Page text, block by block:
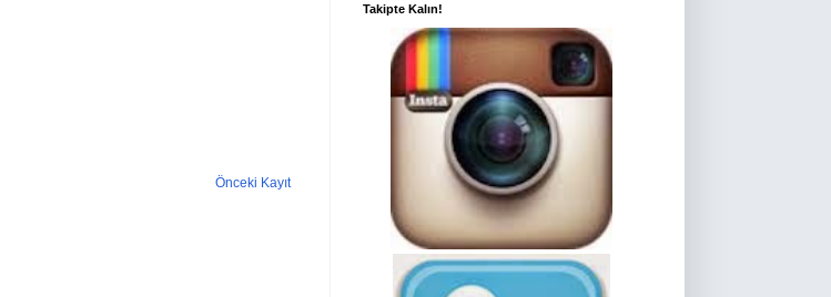
Önceki Kayıt
Takipte Kalın!